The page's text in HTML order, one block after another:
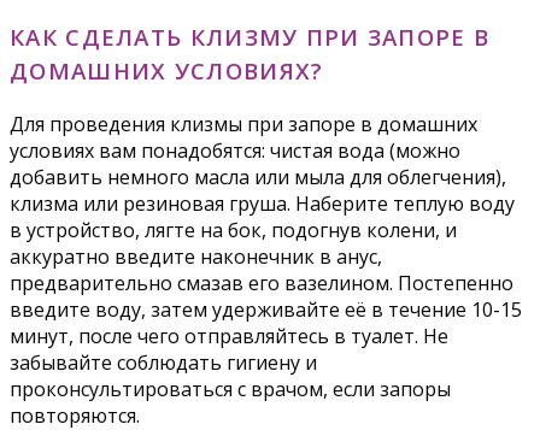
КАК СДЕЛАТЬ КЛИЗМУ ПРИ ЗАПОРЕ В
ДОМАШНИХ УСЛОВИЯХ?
Для проведения клизмы при запоре в домашних
условиях вам понадобятся: чистая вода (можно
добавить немного масла или мыла для облегчения),
клизма или резиновая груша. Наберите теплую воду
в устройство, лягте на бок, подогнув колени, и
аккуратно введите наконечник в анус,
предварительно смазав его вазелином. Постепенно
введите воду, затем удерживайте её в течение 10-15
минут, после чего отправляйтесь в туалет. Не
забывайте соблюдать гигиену и
проконсультироваться с врачом, если запоры
повторяются.